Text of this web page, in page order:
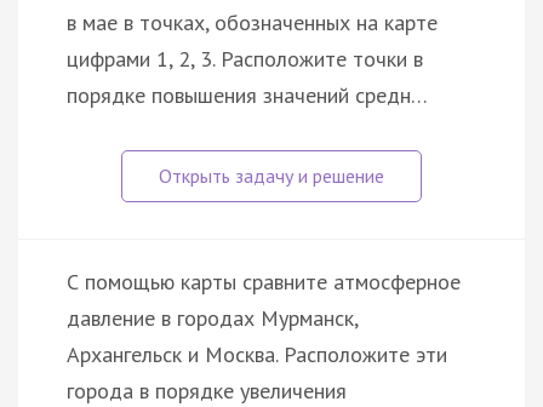
в мае в точках, обозначенных на карте
цифрами 1, 2, 3. Расположите точки в
порядке повышения значений средн…
С помощью карты сравните атмосферное
давление в городах Мурманск,
Архангельск и Москва. Расположите эти
города в порядке увеличения